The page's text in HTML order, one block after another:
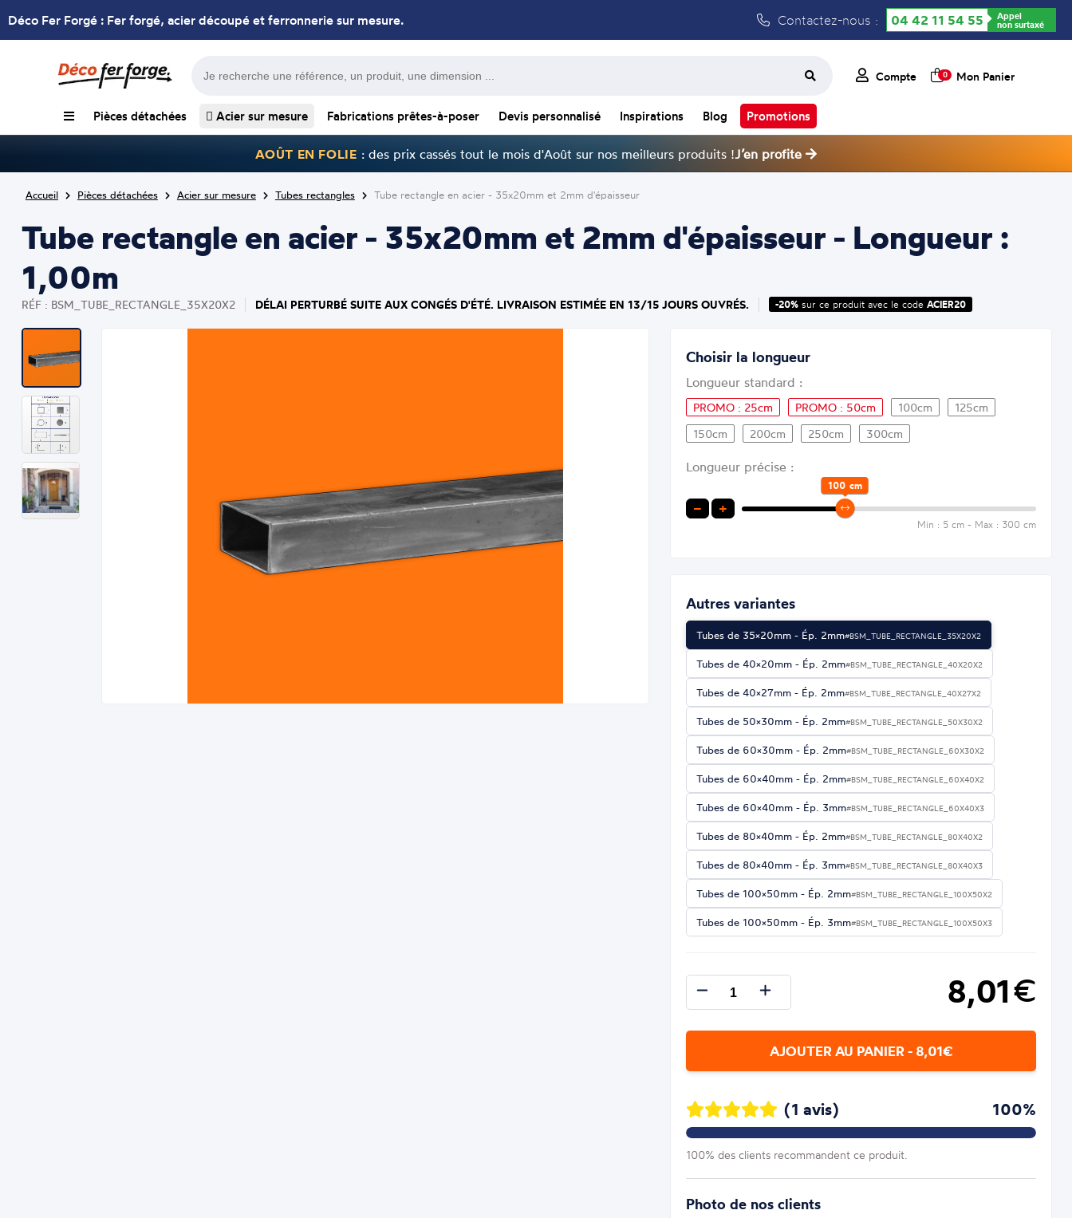
Déco Fer Forgé : Fer forgé, acier découpé et ferronnerie sur mesure. Contactez-nous : 04 42 11 54 55 Appel
non surtaxé
Compte 0 Mon Panier
Pièces détachées Acier sur mesure Fabrications prêtes-à-poser Devis personnalisé Inspirations Blog Promotions
AOÛT EN FOLIE : des prix cassés tout le mois d'Août sur nos meilleurs produits !J’en profite
Accueil Pièces détachées Acier sur mesure Tubes rectangles Tube rectangle en acier - 35x20mm et 2mm d'épaisseur
Tube rectangle en acier - 35x20mm et 2mm d'épaisseur - Longueur :
1,00m
RÉF : BSM_TUBE_RECTANGLE_35X20X2 DÉLAI PERTURBÉ SUITE AUX CONGÉS D'ÉTÉ. LIVRAISON ESTIMÉE EN 13/15 JOURS OUVRÉS. -20%sur ce produit avec le code ACIER20
Choisir la longueur
Longueur standard :
PROMO : 25cm PROMO : 50cm 100cm
125cm
150cm
200cm 250cm 300cm
Longueur précise :
− +
100 cm
Min : 5 cm - Max : 300 cm
Autres variantes
Tubes de 35×20mm - Ép. 2mm#BSM_TUBE_RECTANGLE_35X20X2
Tubes de 40×20mm - Ép. 2mm#BSM_TUBE_RECTANGLE_40X20X2
Tubes de 40×27mm - Ép. 2mm#BSM_TUBE_RECTANGLE_40X27X2
Tubes de 50×30mm - Ép. 2mm#BSM_TUBE_RECTANGLE_50X30X2
Tubes de 60×30mm - Ép. 2mm#BSM_TUBE_RECTANGLE_60X30X2
Tubes de 60×40mm - Ép. 2mm#BSM_TUBE_RECTANGLE_60X40X2
Tubes de 60×40mm - Ép. 3mm#BSM_TUBE_RECTANGLE_60X40X3
Tubes de 80×40mm - Ép. 2mm#BSM_TUBE_RECTANGLE_80X40X2
Tubes de 80×40mm - Ép. 3mm#BSM_TUBE_RECTANGLE_80X40X3
Tubes de 100×50mm - Ép. 2mm#BSM_TUBE_RECTANGLE_100X50X2
Tubes de 100×50mm - Ép. 3mm#BSM_TUBE_RECTANGLE_100X50X3
8,01€
AJOUTER AU PANIER - 8,01€
(1 avis) 100%
100% des clients recommandent ce produit.
Photo de nos clients